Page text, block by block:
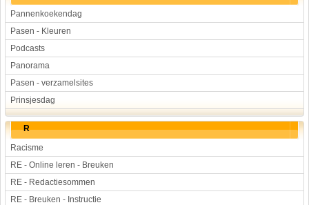
Pannenkoekendag
Pasen - Kleuren
Podcasts
Panorama
Pasen - verzamelsites
Prinsjesdag
R
Racisme
RE - Online leren - Breuken
RE - Redactiesommen
RE - Breuken - Instructie